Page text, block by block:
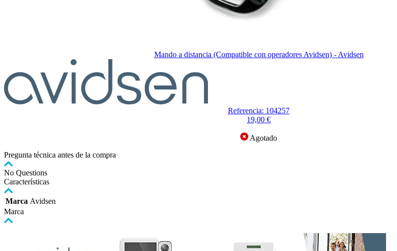
Mando a distancia (Compatible con operadores Avidsen) - Avidsen
Referencia: 104257
19,00 €
Agotado
Pregunta técnica antes de la compra
No Questions
Características
Marca Avidsen
Marca